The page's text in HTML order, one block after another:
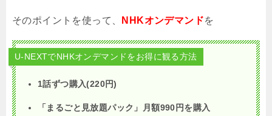
そのポイントを使って、 NHKオンデマンドを
U-NEXTでNHKオンデマンドをお得に観る方法
1話ずつ購入(220円)
「まるごと見放題パック」月額990 円を購入